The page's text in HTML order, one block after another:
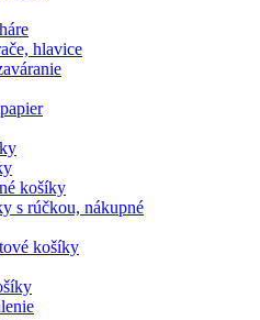
hlavice
košíky
s rúčkou, nákupné
košíky